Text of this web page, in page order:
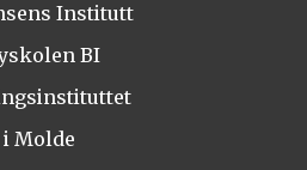
Institutt
BI
Molde